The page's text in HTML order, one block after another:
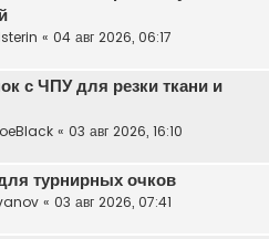
« 04 авг 2026, 06:17
с ЧПУ для резки ткани и
« 03 авг 2026, 16:10
турнирных очков
« 03 авг 2026, 07:41